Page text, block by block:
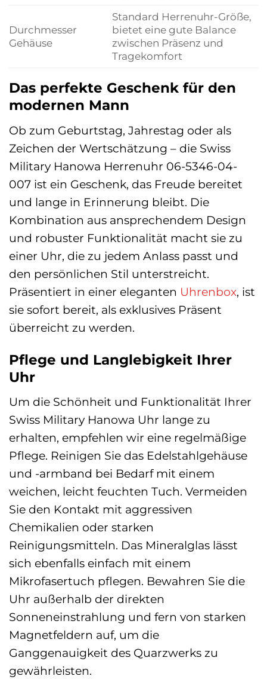
Durchmesser
Gehäuse
Standard Herrenuhr-Größe,
bietet eine gute Balance
zwischen Präsenz und
Tragekomfort
Das perfekte Geschenk für den
modernen Mann
Ob zum Geburtstag, Jahrestag oder als
Zeichen der Wertschätzung – die Swiss
Military Hanowa Herrenuhr 06-5346-04-
007 ist ein Geschenk, das Freude bereitet
und lange in Erinnerung bleibt. Die
Kombination aus ansprechendem Design
und robuster Funktionalität macht sie zu
einer Uhr, die zu jedem Anlass passt und
den persönlichen Stil unterstreicht.
Präsentiert in einer eleganten Uhrenbox, ist
sie sofort bereit, als exklusives Präsent
überreicht zu werden.
Pflege und Langlebigkeit Ihrer
Uhr
Um die Schönheit und Funktionalität Ihrer
Swiss Military Hanowa Uhr lange zu
erhalten, empfehlen wir eine regelmäßige
Pflege. Reinigen Sie das Edelstahlgehäuse
und -armband bei Bedarf mit einem
weichen, leicht feuchten Tuch. Vermeiden
Sie den Kontakt mit aggressiven
Chemikalien oder starken
Reinigungsmitteln. Das Mineralglas lässt
sich ebenfalls einfach mit einem
Mikrofasertuch pflegen. Bewahren Sie die
Uhr außerhalb der direkten
Sonneneinstrahlung und fern von starken
Magnetfeldern auf, um die
Ganggenauigkeit des Quarzwerks zu
gewährleisten.